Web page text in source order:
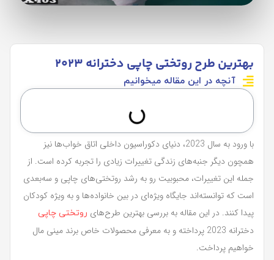
بهترین طرح روتختی چاپی دخترانه 2023
آنچه در این مقاله میخوانیم
با ورود به سال 2023، دنیای دکوراسیون داخلی اتاق خواب‌ها نیز
همچون دیگر جنبه‌های زندگی تغییرات زیادی را تجربه کرده است. از
جمله این تغییرات، محبوبیت رو به رشد روتختی‌های چاپی و سه‌بعدی
است که توانسته‌اند جایگاه ویژه‌ای در بین خانواده‌ها و به ویژه کودکان
پیدا کنند. در این مقاله به بررسی بهترین طرح‌های روتختی چاپی
دخترانه 2023 پرداخته و به معرفی محصولات خاص برند مینی مال
خواهیم پرداخت.